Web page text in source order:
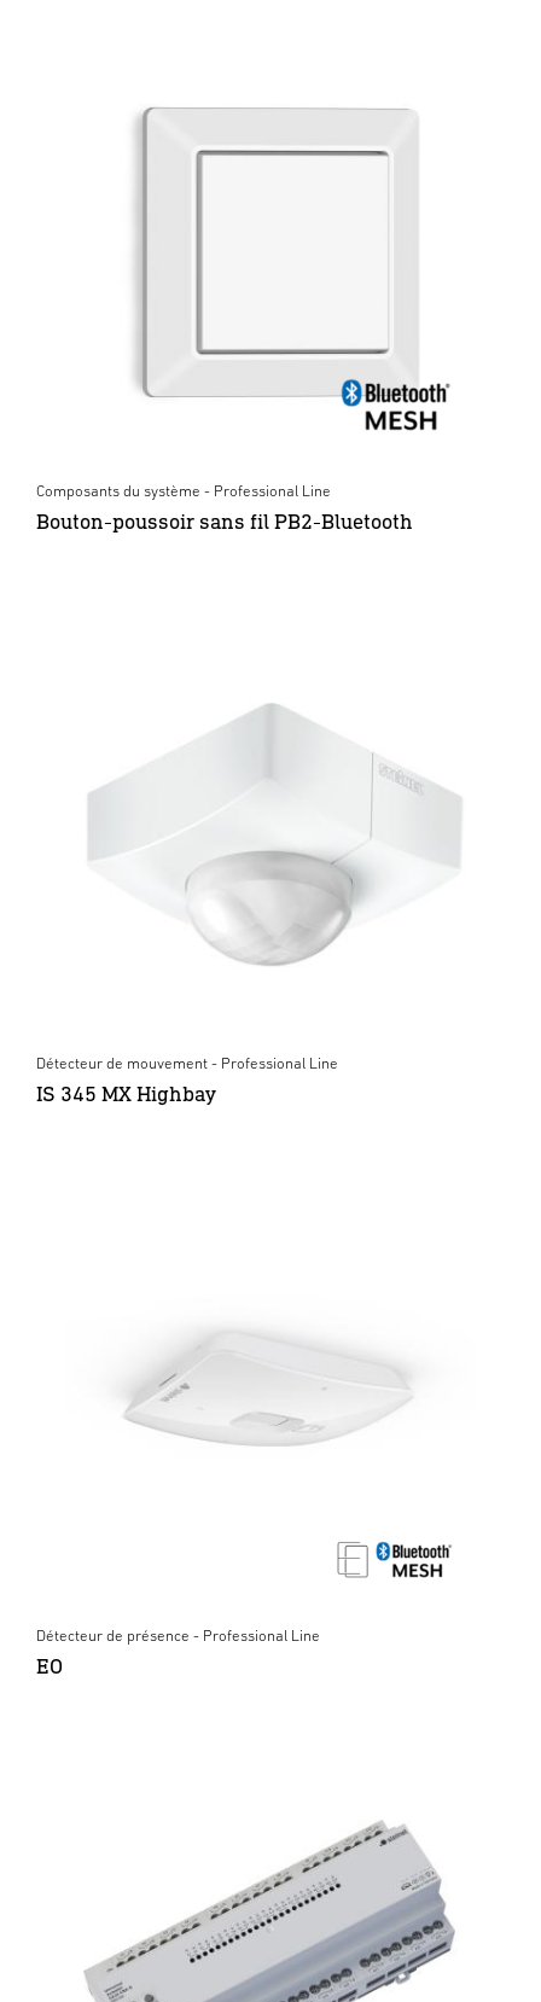
Composants du système - Professional Line
Bouton-poussoir sans fil PB2-Bluetooth
Détecteur de mouvement - Professional Line
IS 345 MX Highbay
Détecteur de présence - Professional Line
EO